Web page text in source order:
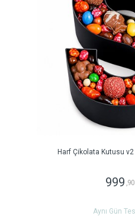
Harf Çikolata Kutusu
999
Aynı Gün